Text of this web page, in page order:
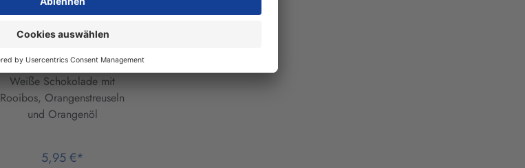
Lauenstein
Teeschokolade
Rooibos Orange
Weiße Schokolade mit
Rooibos, Orangenstreuseln
und Orangenöl
5,95 €*